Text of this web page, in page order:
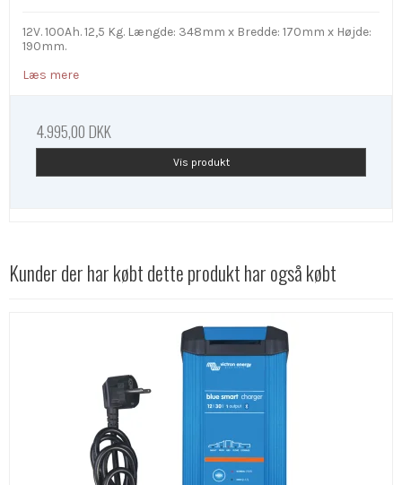
12V. 100Ah. 12,5 Kg. Længde: 348mm x Bredde: 170mm x Højde:
190mm.
Læs mere
4.995,00 DKK
Vis produkt
Kunder der har købt dette produkt har også købt